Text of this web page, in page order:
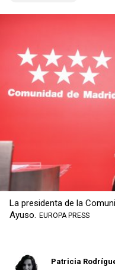
Copiar
La presidenta de la
Ayuso. EUROPA PRESS
Patricia